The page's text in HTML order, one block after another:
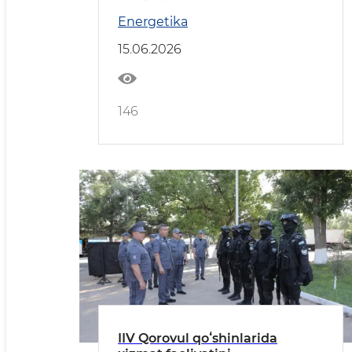
Energetika
15.06.2026
146
IIV Qorovul qoʻshinlarida